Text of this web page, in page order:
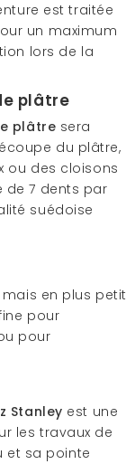
est traitée
un maximum
lors de la
plâtre
plâtre sera
du plâtre,
ou des cloisons
de 7 dents par
suédoise
en plus petit
pour
pour
Stanley est une
les travaux de
et sa pointe